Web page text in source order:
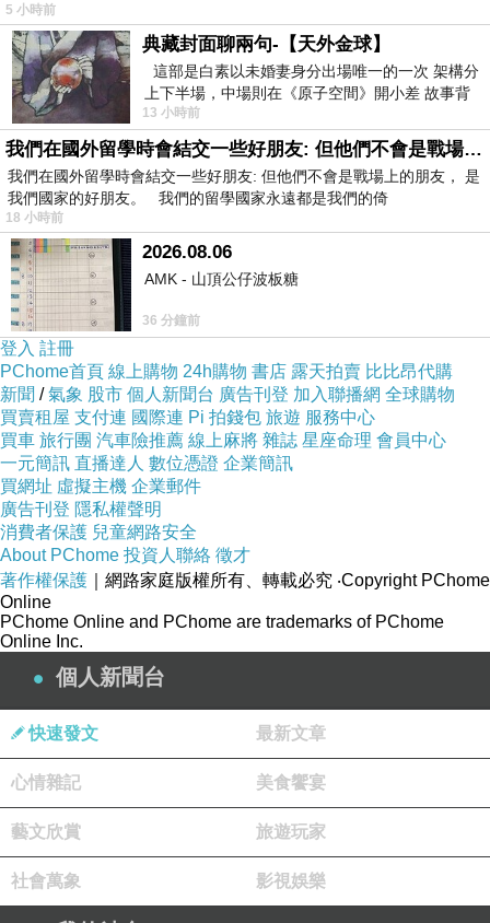
5 小時前
典藏封面聊兩句-【天外金球】
這部是白素以未婚妻身分出場唯一的一次 架構分
上下半場，中場則在《原子空間》開小差 故事背
景影射西藏境外流亡 地下組織
13 小時前
我們在國外留學時會結交一些好朋友: 但他們不會是戰場上的朋友
我們在國外留學時會結交一些好朋友: 但他們不會是戰場上的朋友， 是
我們國家的好朋友。 我們的留學國家永遠都是我們的倚
18 小時前
2026.08.06
AMK - 山頂公仔波板糖
36 分鐘前
登入 註冊
PChome首頁 線上購物 24h購物 書店 露天拍賣 比比昂代購
新聞 /氣象 股市 個人新聞台 廣告刊登 加入聯播網 全球購物
買賣租屋 支付連 國際連 Pi 拍錢包 旅遊 服務中心
買車 旅行團 汽車險推薦 線上麻將 雜誌 星座命理 會員中心
一元簡訊 直播達人 數位憑證 企業簡訊
買網址 虛擬主機 企業郵件
廣告刊登 隱私權聲明
消費者保護 兒童網路安全
About PChome 投資人聯絡 徵才
著作權保護 ｜網路家庭版權所有、轉載必究 ‧Copyright PChome
Online
PChome Online and PChome are trademarks of PChome
Online Inc.
個人新聞台
快速發文 最新文章
心情雜記 美食饗宴
藝文欣賞 旅遊玩家
社會萬象 影視娛樂